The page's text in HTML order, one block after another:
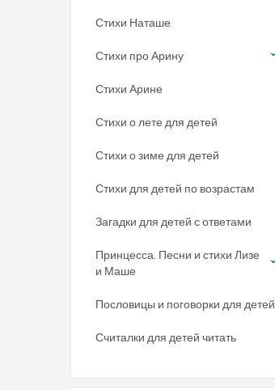
Стихи Наташе
Стихи про Арину
Стихи Арине
Стихи о лете для детей
Стихи о зиме для детей
Стихи для детей по возрастам
Загадки для детей с ответами
Принцесса. Песни и стихи Лизе
и Маше
Пословицы и поговорки для детей
Считалки для детей читать